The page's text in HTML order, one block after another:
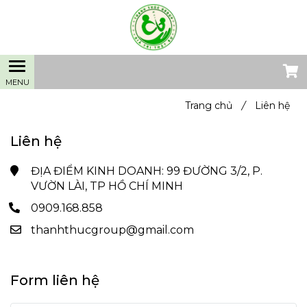
Liên hệ
ĐỊA ĐIỂM KINH DOANH: 99 ĐƯỜNG 3/2, P.
VƯỜN LÀI, TP HỒ CHÍ MINH
0909.168.858
thanhthucgroup@gmail.com
Form liên hệ
Trang chủ / Liên hệ